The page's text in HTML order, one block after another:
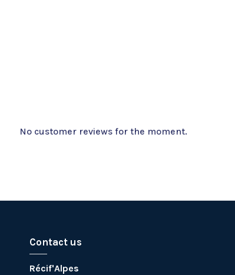
No customer reviews for the moment.
Contact us
Récif'Alpes